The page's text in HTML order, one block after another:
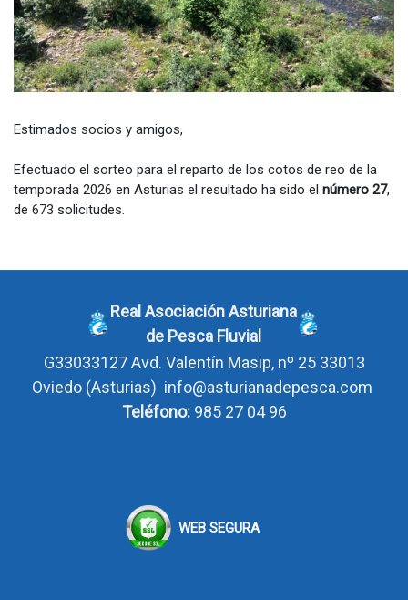
Estimados socios y amigos,
Efectuado el sorteo para el reparto de los cotos de reo de la
temporada 2026 en Asturias el resultado ha sido el número 27,
de 673 solicitudes.
Real Asociación Asturiana
de Pesca Fluvial
G33033127Avd. Valentín Masip, nº 25 33013
Oviedo (Asturias) info@asturianadepesca.com
Teléfono:985 27 04 96
WEB SEGURA